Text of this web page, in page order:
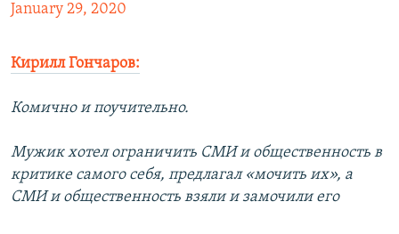
January 29, 2020
Кирилл Гончаров:
Комично и поучительно.
Мужик хотел ограничить СМИ и общественность в
критике самого себя, предлагал «мочить их», а
СМИ и общественность взяли и замочили его